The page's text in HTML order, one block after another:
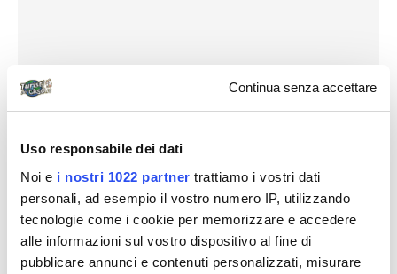
Continua senza accettare
Uso responsabile dei dati
Noi e i nostri 1022 partner trattiamo i vostri dati
personali, ad esempio il vostro numero IP, utilizzando
tecnologie come i cookie per memorizzare e accedere
alle informazioni sul vostro dispositivo al fine di
pubblicare annunci e contenuti personalizzati, misurare